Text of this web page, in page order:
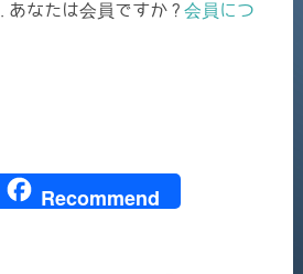
. あなたは会員ですか ? 会員につ
Recommend